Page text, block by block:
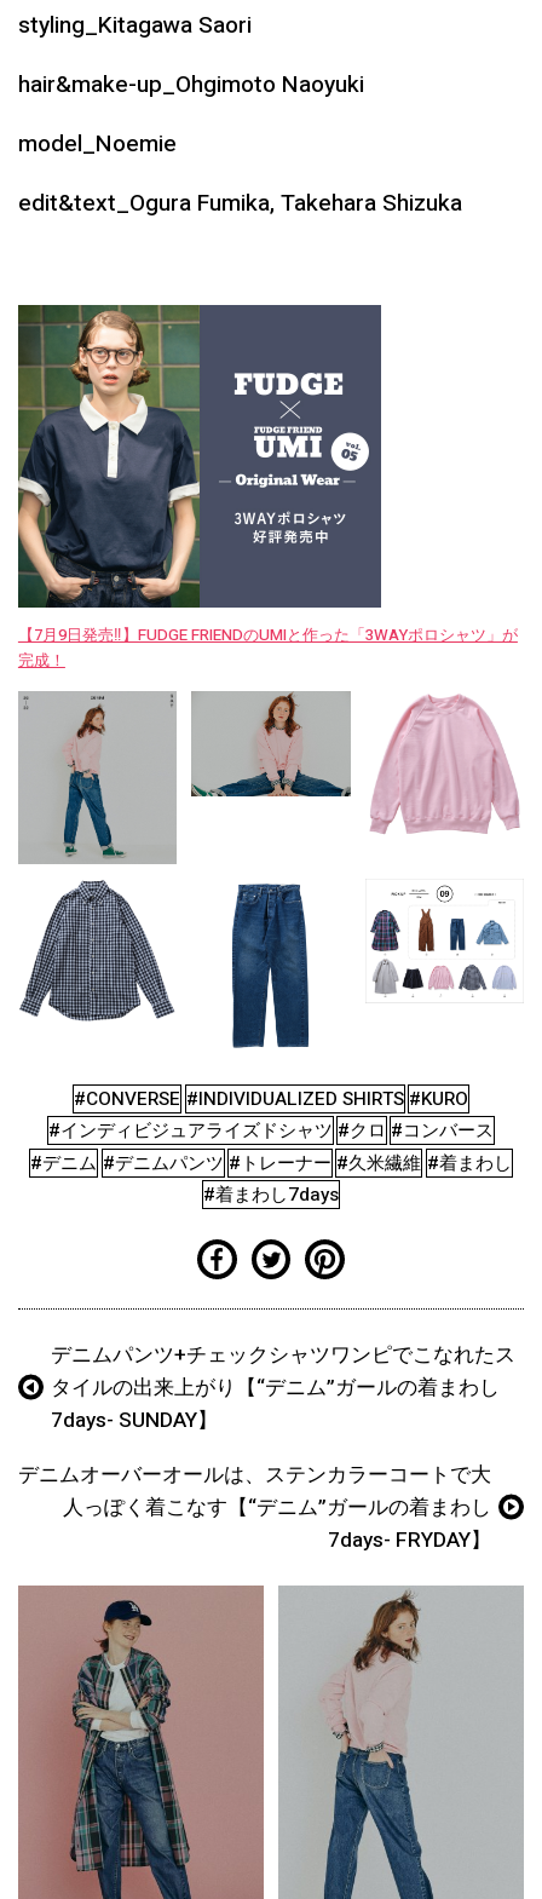
styling_Kitagawa Saori
hair&make-up_Ohgimoto Naoyuki
model_Noemie
edit&text_Ogura Fumika, Takehara Shizuka
【7月9日発売‼︎】FUDGE FRIENDのUMIと作った「3WAYポロシャツ」が
完成！
#CONVERSE #INDIVIDUALIZED SHIRTS #KURO
#インディビジュアライズドシャツ #クロ #コンバース
#デニム #デニムパンツ #トレーナー #久米繊維 #着まわし
#着まわし7days
デニムパンツ+チェックシャツワンピでこなれたス
タイルの出来上がり【“デニム”ガールの着まわし
7days- SUNDAY】
デニムオーバーオールは、ステンカラーコートで大
人っぽく着こなす【“デニム”ガールの着まわし
7days- FRYDAY】